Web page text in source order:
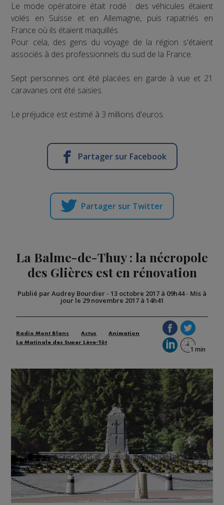
Le mode opératoire était rodé : des véhicules étaient
volés en Suisse et en Allemagne, puis rapatriés en
France où ils étaient maquillés.
Pour cela, des gens du voyage de la région s'étaient
associés à des professionnels du sud de la France.
Sept personnes ont été placées en garde à vue et 21
caravanes ont été saisies.
Le préjudice est estimé à 3 millions d'euros.
Partager sur Facebook
Partager sur Twitter
La Balme-de-Thuy : la nécropole
des Glières est en rénovation
Publié par Audrey Bourdier - 13 octobre 2017 à 09h44- Mis à
jour le 29 novembre 2017 à 14h41
Radio Mont Blanc Actus
Animation
La Matinale des Super Lève-Tôt